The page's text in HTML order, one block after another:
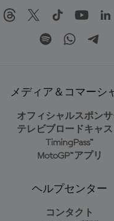
メディア＆コマーシ
オフィシャルスポンサ
テレビブロードキャス
TimingPass™
MotoGP™アプリ
ヘルプセンター
コンタクト